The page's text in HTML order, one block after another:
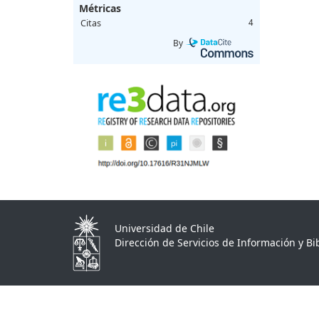
Métricas
Citas 4
By
Universidad de Chile
Dirección de Servicios de Información y